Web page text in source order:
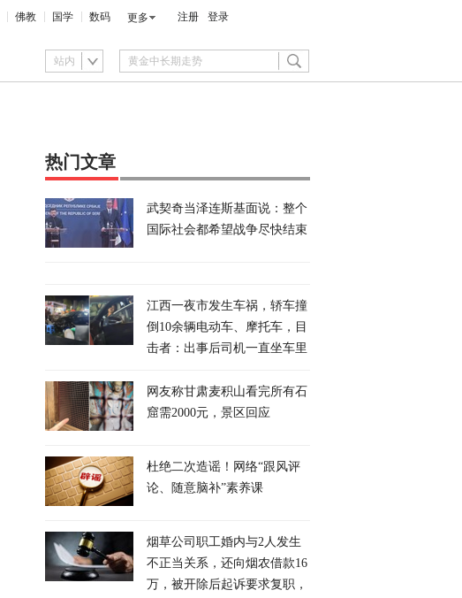
佛教 国学 数码 更多 注册 登录
站内
热门文章
武契奇当泽连斯基面说：整个
国际社会都希望战争尽快结束
江西一夜市发生车祸，轿车撞
倒10余辆电动车、摩托车，目
击者：出事后司机一直坐车里
网友称甘肃麦积山看完所有石
窟需2000元，景区回应
杜绝二次造谣！网络“跟风评
论、随意脑补”素养课
烟草公司职工婚内与2人发生
不正当关系，还向烟农借款16
万，被开除后起诉要求复职，